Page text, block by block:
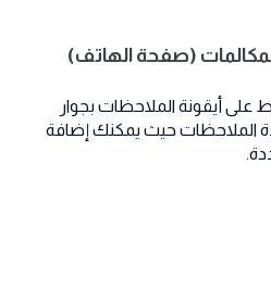
(صفحة الهاتف)
أيقونة الملاحظات بجوار
الملاحظات حيث يمكنك إضافة